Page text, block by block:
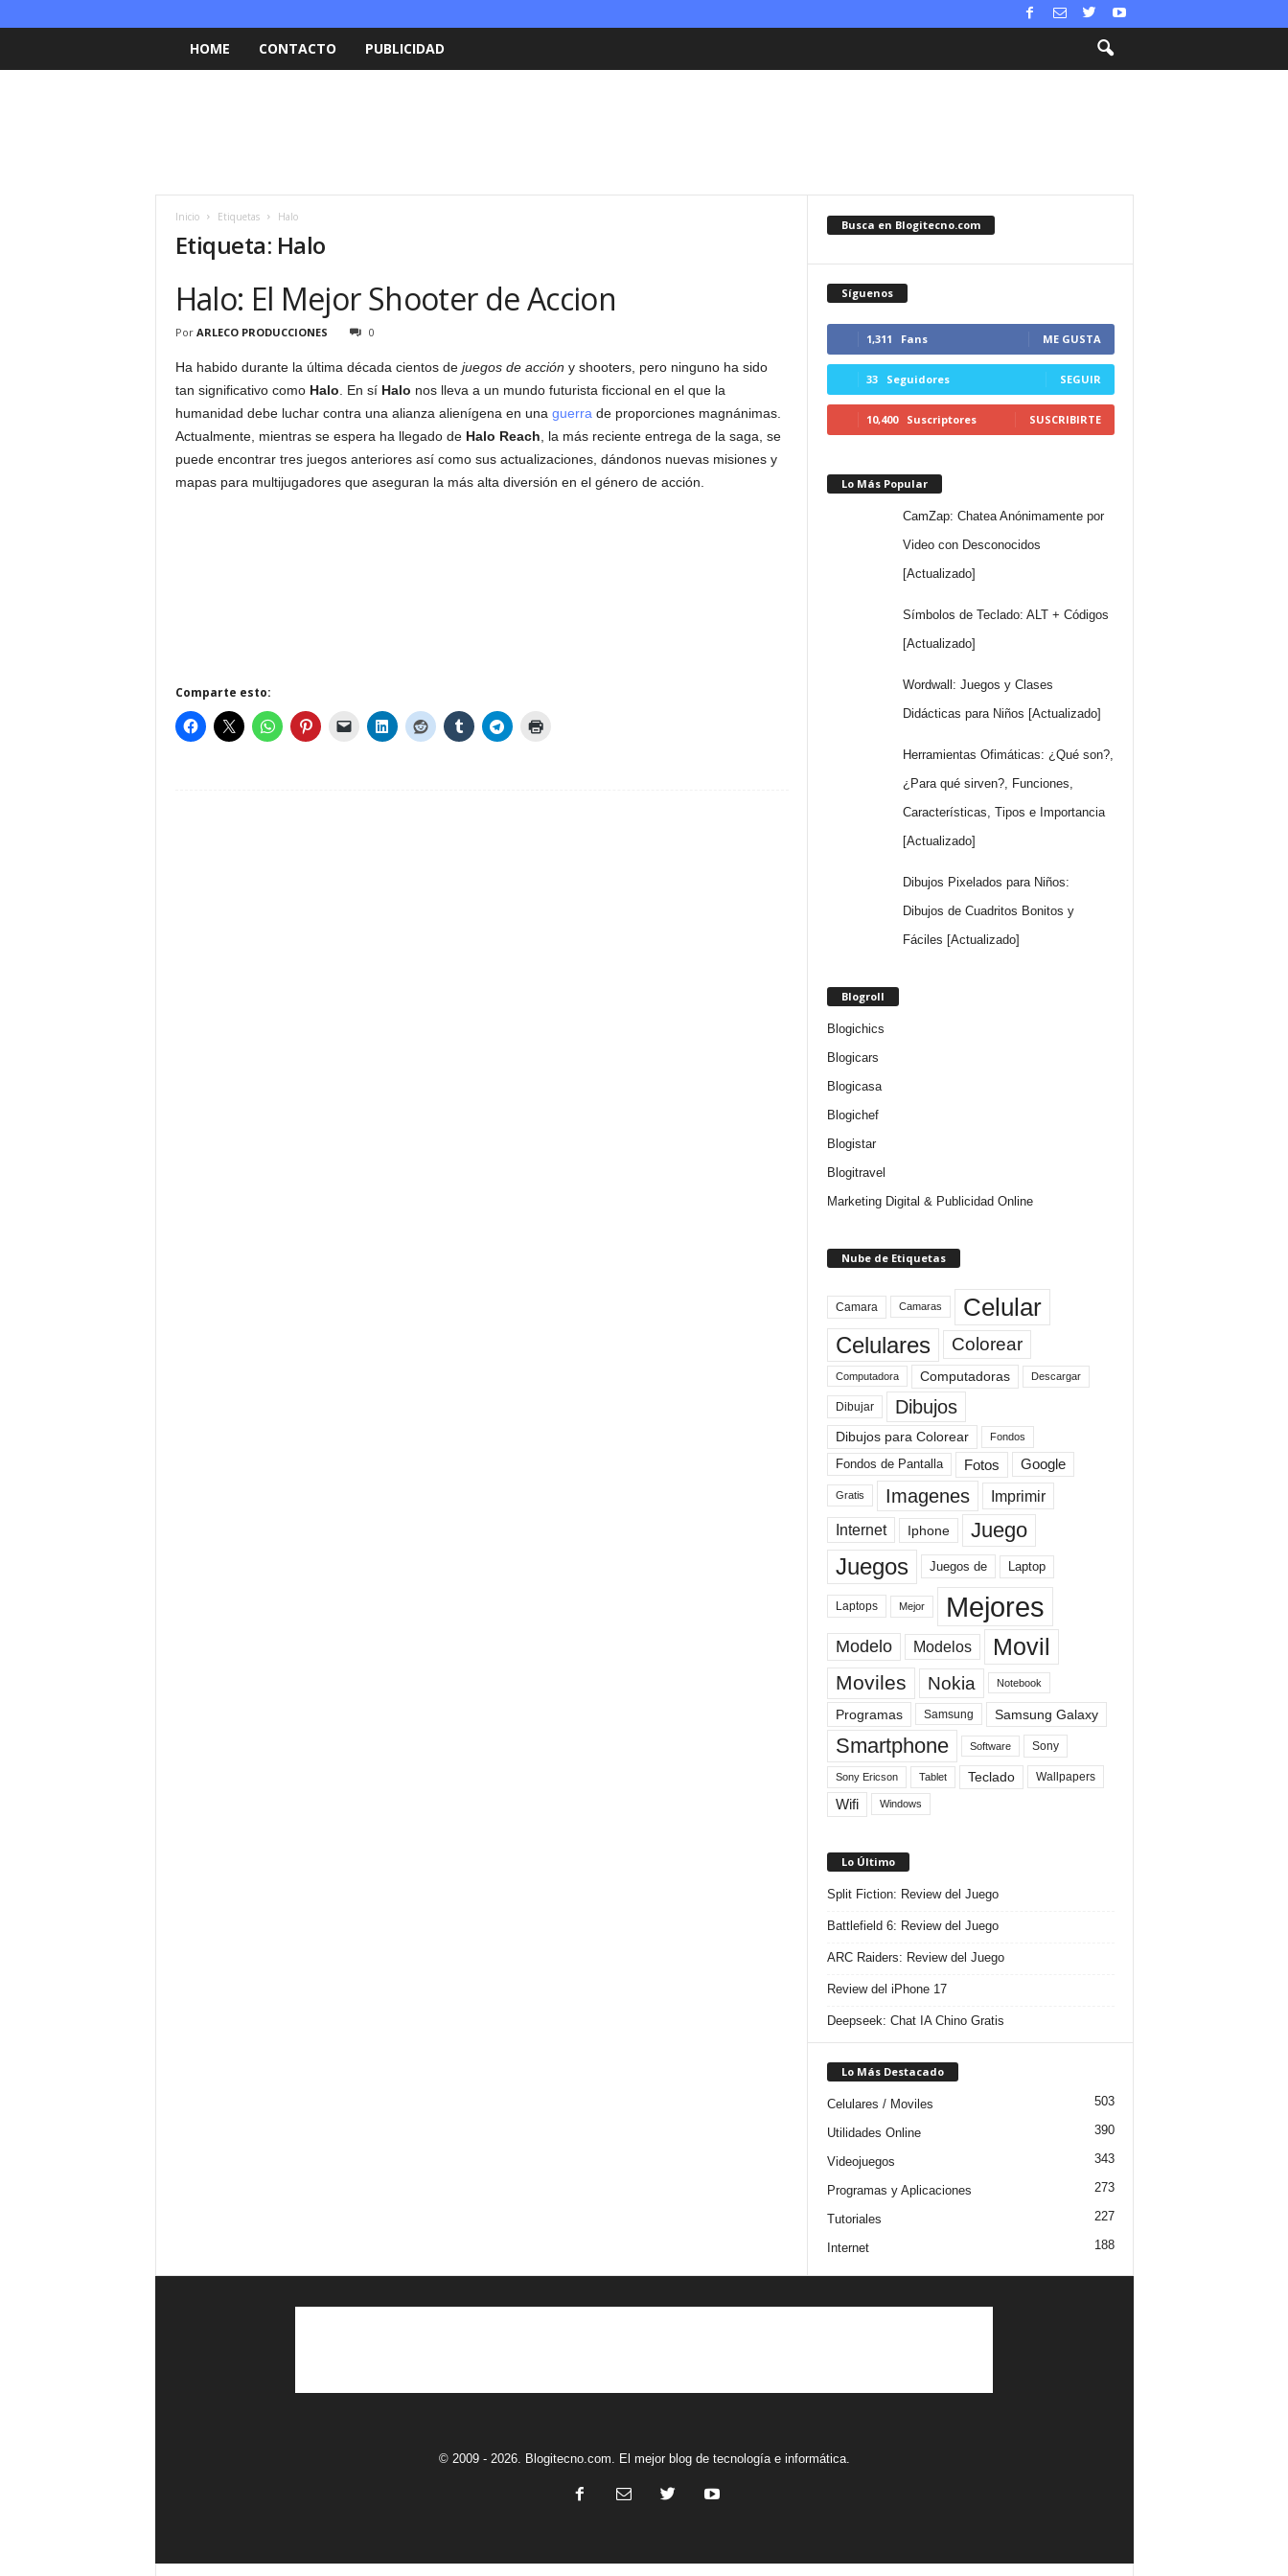
HOME CONTACTO PUBLICIDAD
Inicio Etiquetas Halo
Etiqueta: Halo
Halo: El Mejor Shooter de Accion
Por ARLECO PRODUCCIONES 0
Ha habido durante la última década cientos de juegos de acción y shooters, pero ninguno ha sido
tan significativo como Halo . En sí Halo nos lleva a un mundo futurista ficcional en el que la
humanidad debe luchar contra una alianza alienígena en una guerra de proporciones magnánimas.
Actualmente, mientras se espera ha llegado de Halo Reach , la más reciente entrega de la saga, se
puede encontrar tres juegos anteriores así como sus actualizaciones, dándonos nuevas misiones y
mapas para multijugadores que aseguran la más alta diversión en el género de acción.
Comparte esto:
Busca en Blogitecno.com
Síguenos
1,311 Fans ME GUSTA
33 Seguidores SEGUIR
10,400 Suscriptores SUSCRIBIRTE
Lo Más Popular
CamZap: Chatea Anónimamente por
Video con Desconocidos
[Actualizado]
Símbolos de Teclado: ALT + Códigos
[Actualizado]
Wordwall: Juegos y Clases
Didácticas para Niños [Actualizado]
Herramientas Ofimáticas: ¿Qué son?,
¿Para qué sirven?, Funciones,
Características, Tipos e Importancia
[Actualizado]
Dibujos Pixelados para Niños:
Dibujos de Cuadritos Bonitos y
Fáciles [Actualizado]
Blogroll
Blogichics
Blogicars
Blogicasa
Blogichef
Blogistar
Blogitravel
Marketing Digital & Publicidad Online
Nube de Etiquetas
Camara Camaras Celular
Celulares Colorear
Computadora Computadoras Descargar
Dibujar Dibujos
Dibujos para Colorear Fondos
Fondos de Pantalla Fotos Google
Gratis Imagenes Imprimir
Internet Iphone Juego
Juegos Juegos de Laptop
Laptops Mejor Mejores
Modelo Modelos Movil
Moviles Nokia Notebook
Programas Samsung Samsung Galaxy
Smartphone Software Sony
Sony Ericson Tablet Teclado Wallpapers
Wifi Windows
Lo Último
Split Fiction: Review del Juego
Battlefield 6: Review del Juego
ARC Raiders: Review del Juego
Review del iPhone 17
Deepseek: Chat IA Chino Gratis
Lo Más Destacado
Celulares / Moviles 503
Utilidades Online 390
Videojuegos 343
Programas y Aplicaciones 273
Tutoriales 227
Internet 188
© 2009 - 2026. Blogitecno.com. El mejor blog de tecnología e informática.